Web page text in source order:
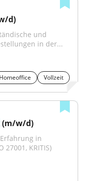
d)
und
in der...
Homeoffice Vollzeit
(m/w/d)
in
27001, KRITIS)